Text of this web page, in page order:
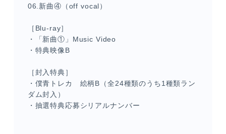
06.新曲④（off vocal）
［Blu-ray］
・「新曲①」Music Video
・特典映像B
［封入特典］
・僕青トレカ 絵柄B（全24種類のうち1種類ラン
ダム封入）
・抽選特典応募シリアルナンバー